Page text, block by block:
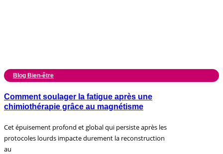
Blog Bien-être
Comment soulager la fatigue après une
chimiothérapie grâce au magnétisme
Cet épuisement profond et global qui persiste après les
protocoles lourds impacte durement la reconstruction
au